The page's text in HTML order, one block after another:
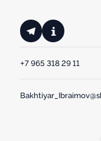
+7 965 318 29 11